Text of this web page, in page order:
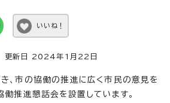
いいね！
新日 2024年1月22日
、市の協働の推進に広く市民の意見を
働推進懇話会を設置しています。